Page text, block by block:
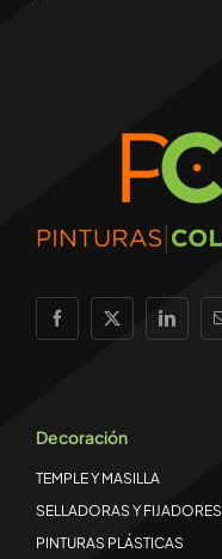
Decoración
TEMPLE Y MASILLA
SELLADORAS Y FIJADORES
PINTURAS PLÁSTICAS